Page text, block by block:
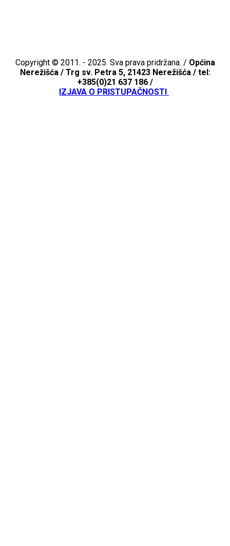
Copyright © 2011. - 2025. Sva prava pridržana. / Općina
Nerežišća /Trg sv. Petra 5, 21423 Nerežišća / tel:
+385(0)21 637 186 /
IZJAVA O PRISTUPAČNOSTI